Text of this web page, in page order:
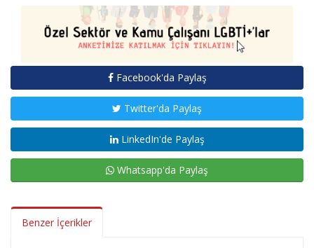
Facebook'da Paylaş
Twitter'da Paylaş
LinkedIn'de Paylaş
Whatsapp'da Paylaş
Benzer İçerikler